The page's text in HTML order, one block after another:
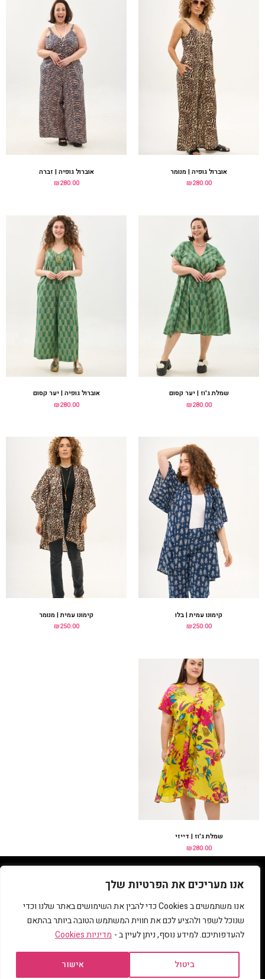
אנו מעריכים את הפרטיות שלך
אנו משתמשים ב Cookies כדי להבין את השימושים באתר שלנו וכדי
שנוכל לשפר ולהציע לכם את חווית המשתמש הטובה ביותר בהתאם
להעדפותיכם. למידע נוסף, ניתן לעיין ב - מדיניות Cookies
ביטול אישור
אוברול גופיה | מנומר
₪280.00
אוברול גופיה | זברה
₪280.00
שמלת ג'וז | יער קסום
₪280.00
אוברול גופיה | יער קסום
₪280.00
קימונו עמית | בלו
₪ 250.00
קימונו עמית | מנומר
₪250.00
שמלת ג'וז | דייזי
₪280.00
בניית אתרי וורדפרס
פריט שלישי ב 20% הנחה
משלוח חינם ברכישה מעל 850 ש"ח